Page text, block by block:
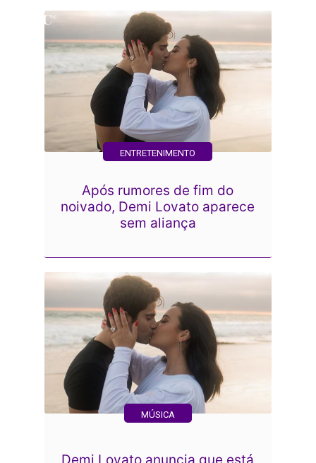
ENTRETENIMENTO
Após rumores de fim do
noivado, Demi Lovato aparece
sem aliança
MÚSICA